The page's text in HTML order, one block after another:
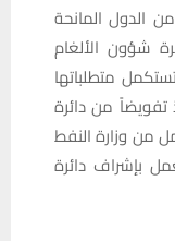
الدول المانحة
شؤون الألغام
متطلباتها
تفويضاً من دائرة
من وزارة النفط
بإشراف دائرة